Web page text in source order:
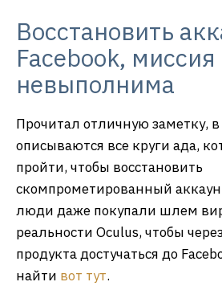
Восстановить
Facebook, миссия
невыполнима
Прочитал отличную заметку, в
описываются все круги ада,
пройти, чтобы восстановить
скомпрометированный
люди даже покупали шлем
реальности Oculus, чтобы
продукта достучаться до
найти вот тут.